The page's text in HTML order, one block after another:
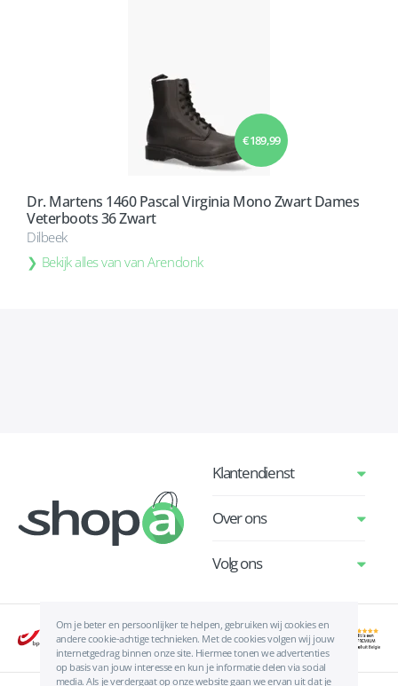
€ 189,99
Dr. Martens 1460 Pascal Virginia Mono Zwart Dames
Veterboots 36 Zwart
Dilbeek
Bekijk alles van van Arendonk
Om je beter en persoonlijker te helpen, gebruiken wij cookies en
andere cookie-achtige technieken. Met de cookies volgen wij jouw
internetgedrag binnen onze site. Hiermee tonen we advertenties
op basis van jouw interesse en kun je informatie delen via social
media. Als je verdergaat op onze website gaan we ervan uit dat je
Klantendienst
Over ons
Volg ons